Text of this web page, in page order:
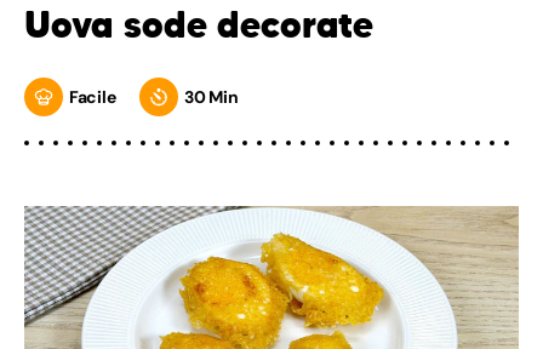
Uova sode decorate
Facile 30 Min